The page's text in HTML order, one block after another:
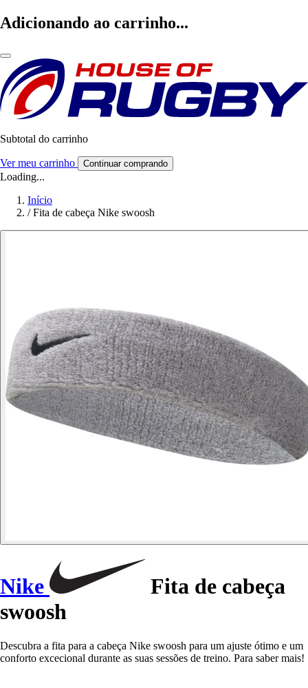
Adicionando ao carrinho...
Subtotal do carrinho
Ver meu carrinho Continuar comprando
Loading...
Início
/ Fita de cabeça Nike swoosh
Nike
Fita de cabeça
swoosh
Descubra a fita para a cabeça Nike swoosh para um ajuste ótimo e um
conforto excecional durante as suas sessões de treino. Para saber mais!